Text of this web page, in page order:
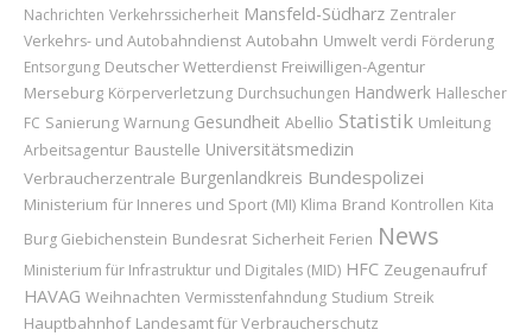
Nachrichten Verkehrssicherheit Mansfeld-Südharz Zentraler
Verkehrs- und Autobahndienst Autobahn Umwelt verdi Förderung
Entsorgung Deutscher Wetterdienst Freiwilligen-Agentur
Merseburg Körperverletzung Durchsuchungen Handwerk Hallescher
FC Sanierung Warnung Gesundheit Abellio Statistik Umleitung
Arbeitsagentur Baustelle Universitätsmedizin
Verbraucherzentrale Burgenlandkreis Bundespolizei
Ministerium für Inneres und Sport (MI) Klima Brand Kontrollen Kita
Burg Giebichenstein Bundesrat Sicherheit Ferien News
Ministerium für Infrastruktur und Digitales (MID) HFC Zeugenaufruf
HAVAG Weihnachten Vermisstenfahndung Studium Streik
Hauptbahnhof Landesamt für Verbraucherschutz